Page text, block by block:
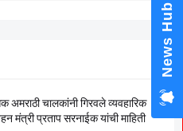
अमराठी चालकांनी गिरवले व्यवहारिक
मंत्री प्रताप सरनाईक यांची माहिती
News Hub